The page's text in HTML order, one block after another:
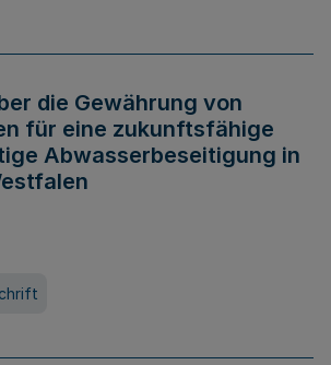
die Gewährung von
für eine zukunftsfähige
Abwasserbeseitigung in